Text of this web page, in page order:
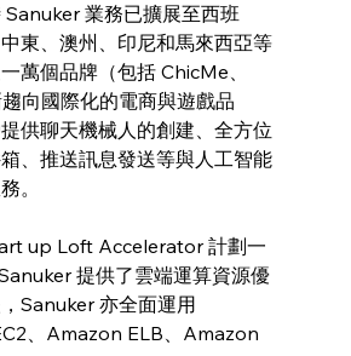
Sanuker 業務已擴展至西班
東、澳州、印尼和馬來西亞等
萬個品牌（包括 ChicMe、
向國際化的電商與遊戲品
供聊天機械人的創建、全方位
、推送訊息發送等與人工智能
。
up Loft Accelerator 計劃一
提供了雲端運算資源優
Sanuker 亦全面運用
、Amazon ELB、Amazon